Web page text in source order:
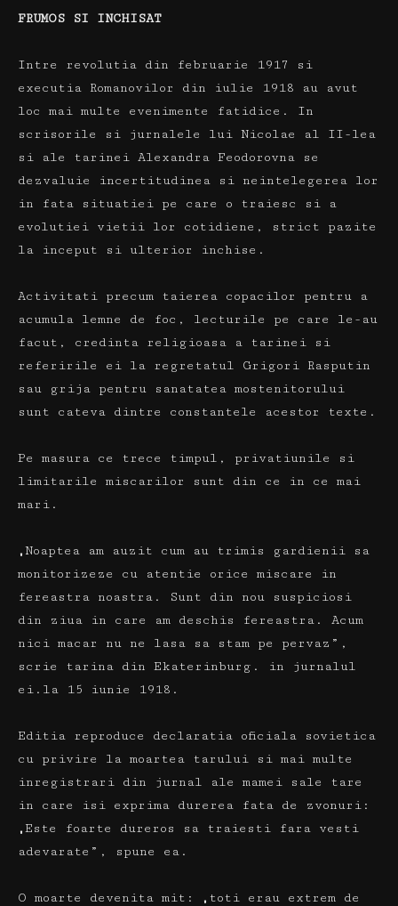
FRUMOS SI INCHISAT
Intre revolutia din februarie 1917 si
executia Romanovilor din iulie 1918 au avut
loc mai multe evenimente fatidice. In
scrisorile si jurnalele lui Nicolae al II-lea
si ale tarinei Alexandra Feodorovna se
dezvaluie incertitudinea si neintelegerea lor
in fata situatiei pe care o traiesc si a
evolutiei vietii lor cotidiene, strict pazite
la inceput si ulterior inchise.
Activitati precum taierea copacilor pentru a
acumula lemne de foc, lecturile pe care le-au
facut, credinta religioasa a tarinei si
referirile ei la regretatul Grigori Rasputin
sau grija pentru sanatatea mostenitorului
sunt cateva dintre constantele acestor texte.
Pe masura ce trece timpul, privatiunile si
limitarile miscarilor sunt din ce in ce mai
mari.
„Noaptea am auzit cum au trimis gardienii sa
monitorizeze cu atentie orice miscare in
fereastra noastra. Sunt din nou suspiciosi
din ziua in care am deschis fereastra. Acum
nici macar nu ne lasa sa stam pe pervaz”,
scrie tarina din Ekaterinburg. in jurnalul
ei.la 15 iunie 1918.
Editia reproduce declaratia oficiala sovietica
cu privire la moartea tarului si mai multe
inregistrari din jurnal ale mamei sale tare
in care isi exprima durerea fata de zvonuri:
„Este foarte dureros sa traiesti fara vesti
adevarate”, spune ea.
O moarte devenita mit: „toti erau extrem de